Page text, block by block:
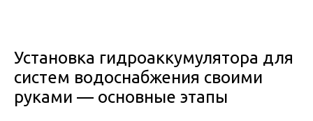
Установка гидроаккумулятора для
систем водоснабжения своими
руками — основные этапы